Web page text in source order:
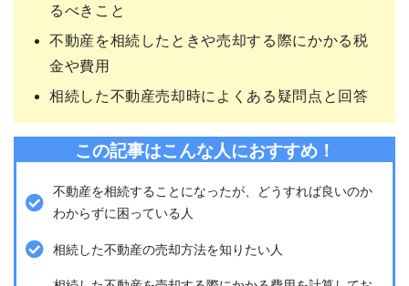
るべきこと
不動産を相続したときや売却する際にかかる税
金や費用
相続した不動産売却時によくある疑問点と回答
この記事はこんな人におすすめ！
不動産を相続することになったが、どうすれば良いのか
わからずに困っている人
相続した不動産の売却方法を知りたい人